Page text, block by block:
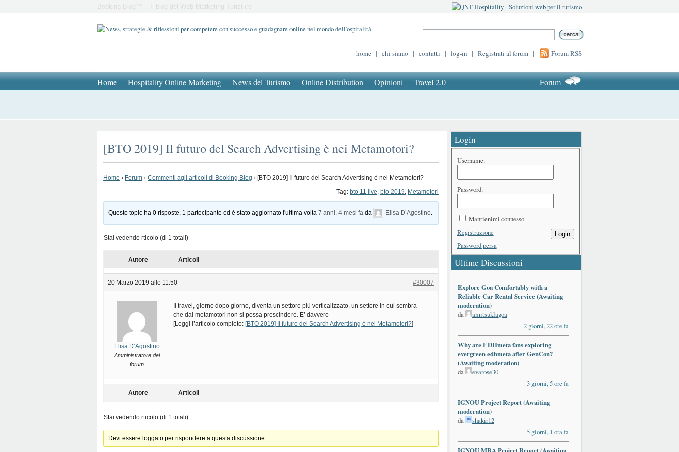
Booking Blog™ – Il blog del Web Marketing Turistico
home | chi siamo | contatti | log-in | Registrati al forum | Forum RSS
Home Hospitality Online Marketing News del Turismo Online Distribution Opinioni Travel 2.0 Forum
[BTO 2019] Il futuro del Search Advertising è nei Metamotori?
Home › Forum › Commenti agli articoli di Booking Blog › [BTO 2019] Il futuro del Search Advertising è nei Metamotori?
Tag: bto 11 live, bto 2019, Metamotori
Questo topic ha 0 risposte, 1 partecipante ed è stato aggiornato l'ultima volta7 anni, 4 mesi fa da Elisa D’Agostino
Stai vedendo rticolo (di 1 totali)
Autore Articoli
20 Marzo 2019 alle 11:50 #30007
Elisa D’Agostino
Amministratore del
forum
Il travel, giorno dopo giorno, diventa un settore più verticalizzato, un settore in cui sembra
che dai metamotori non si possa prescindere. E’ davvero
[Leggi l’articolo completo: [BTO 2019] Il futuro del Search Advertising è nei Metamotori?]
Autore Articoli
Stai vedendo rticolo (di 1 totali)
Devi essere loggato per rispondere a questa discussione.
Login
Username:
Password:
Mantienimi connesso
Login
Registrazione
Password persa
Ultime Discussioni
Explore Goa Comfortably with a
Reliable Car Rental Service (Awaiting
moderation)
da
amitsuklagoa
2 giorni, 22 ore fa
Why are EDHmeta fans exploring
evergreen edhmeta after GenCon?
(Awaiting moderation)
da
evarose30
3 giorni, 5 ore fa
IGNOU Project Report (Awaiting
moderation)
da
shakir12
5 giorni, 1 ora fa